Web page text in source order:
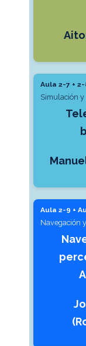
Aula 2-7 + 2-
Simulación y
Aula 2-9 +
Navegación